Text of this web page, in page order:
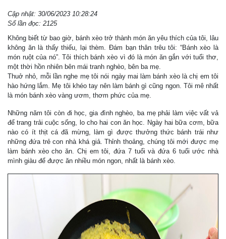
Cập nhật: 30/06/2023 10:28:24
Số lần đọc: 2125
Không biết từ bao giờ, bánh xèo trở thành món ăn yêu thích của tôi, lâu
không ăn là thấy thiếu, lại thèm. Đám bạn thân trêu tôi: “Bánh xèo là
món ruột của nó”. Tôi thích bánh xèo vì đó là món ăn gắn với tuổi thơ,
một thời hồn nhiên bên mái tranh nghèo, bên ba mẹ.
Thuở nhỏ, mỗi lần nghe mẹ tôi nói ngày mai làm bánh xèo là chị em tôi
hào hứng lắm. Mẹ tôi khéo tay nên làm bánh gì cũng ngon. Tôi mê nhất
là món bánh xèo vàng ươm, thơm phức của mẹ.
Những năm tôi còn đi học, gia đình nghèo, ba mẹ phải làm việc vất vả
để trang trải cuộc sống, lo cho hai con ăn học. Ngày hai bữa cơm, bữa
nào có ít thịt cá đã mừng, làm gì được thưởng thức bánh trái như
những đứa trẻ con nhà khá giả. Thỉnh thoảng, chúng tôi mới được mẹ
làm bánh xèo cho ăn. Chị em tôi, đứa 7 tuổi và đứa 6 tuổi ước nhà
mình giàu để được ăn nhiều món ngon, nhất là bánh xèo.